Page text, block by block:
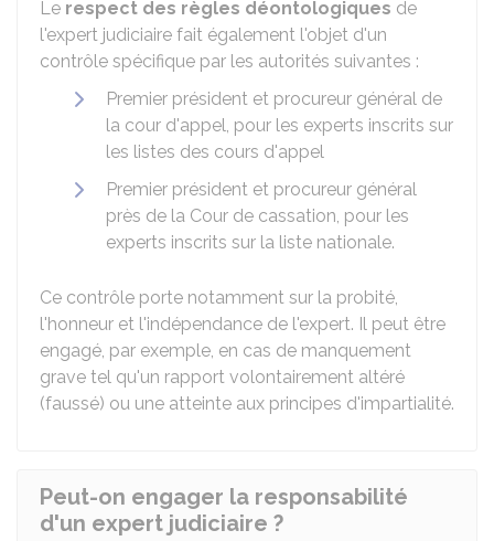
Le respect des règles déontologiques de
l'expert judiciaire fait également l'objet d'un
contrôle spécifique par les autorités suivantes :
Premier président et procureur général de
la cour d'appel, pour les experts inscrits sur
les listes des cours d'appel
Premier président et procureur général
près de la Cour de cassation, pour les
experts inscrits sur la liste nationale.
Ce contrôle porte notamment sur la probité,
l'honneur et l'indépendance de l'expert. Il peut être
engagé, par exemple, en cas de manquement
grave tel qu'un rapport volontairement altéré
(faussé) ou une atteinte aux principes d'impartialité.
Peut-on engager la responsabilité
d'un expert judiciaire ?